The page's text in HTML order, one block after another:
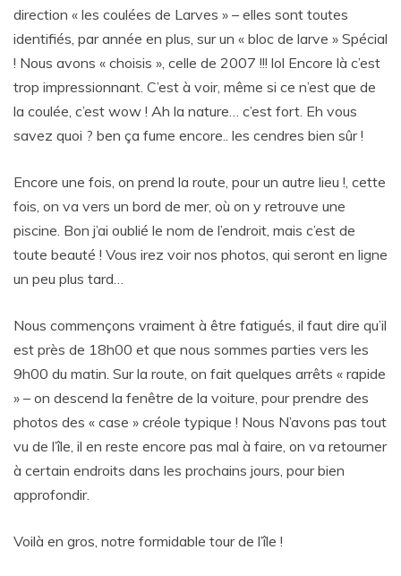
direction « les coulées de Larves » – elles sont toutes
identifiés, par année en plus, sur un « bloc de larve » Spécial
! Nous avons « choisis », celle de 2007 !!! lol Encore là c’est
trop impressionnant. C’est à voir, même si ce n’est que de
la coulée, c’est wow ! Ah la nature… c’est fort. Eh vous
savez quoi ? ben ça fume encore.. les cendres bien sûr !
Encore une fois, on prend la route, pour un autre lieu !, cette
fois, on va vers un bord de mer, où on y retrouve une
piscine. Bon j’ai oublié le nom de l’endroit, mais c’est de
toute beauté ! Vous irez voir nos photos, qui seront en ligne
un peu plus tard…
Nous commençons vraiment à être fatigués, il faut dire qu’il
est près de 18h00 et que nous sommes parties vers les
9h00 du matin. Sur la route, on fait quelques arrêts « rapide
» – on descend la fenêtre de la voiture, pour prendre des
photos des « case » créole typique ! Nous N’avons pas tout
vu de l’île, il en reste encore pas mal à faire, on va retourner
à certain endroits dans les prochains jours, pour bien
approfondir.
Voilà en gros, notre formidable tour de l’île !